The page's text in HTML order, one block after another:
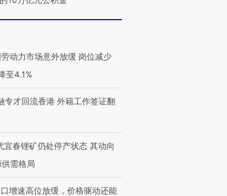
动力市场意外放缓 岗位减少
至4.1%
专才回流香港 外籍工作签证翻
宜春锂矿仍处停产状态 其动向
需格局
增速高位放缓，价格驱动还能